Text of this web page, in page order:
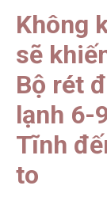
Không
sẽ
Bộ rét
lạnh 6-
Tĩnh
to